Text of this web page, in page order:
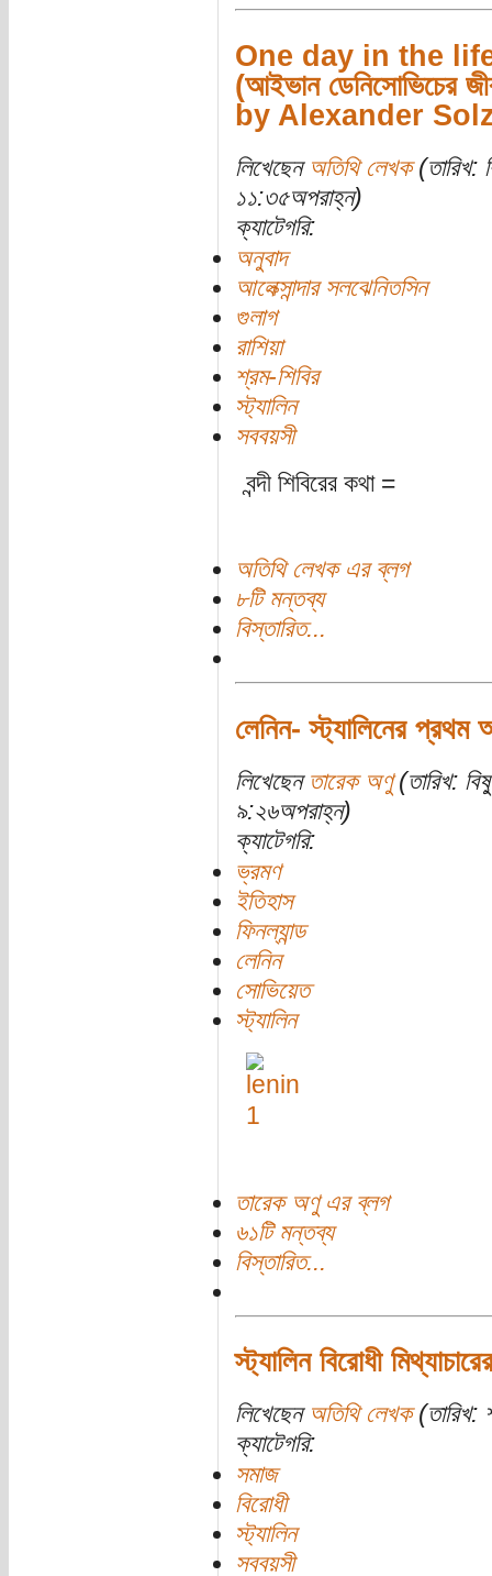
One day in the
(আইভান ডেনিসোভিচের
by Alexander
লিখেছেন অতিথি লেখক(তারিখ:
১১:৩৫অপরাহ্ন)
ক্যাটেগরি:
অনুবাদ
আলেক্সান্দার সলঝেনিতসিন
গুলাগ
রাশিয়া
শ্রম-শিবির
স্ট্যালিন
সববয়সী
বন্দী শিবিরের কথা =
অতিথি লেখক এর ব্লগ
৮টি মন্তব্য
বিস্তারিত...
লেনিন- স্ট্যালিনের প্রথম
লিখেছেন তারেক অণু(তারিখ:
৯:২৬অপরাহ্ন)
ক্যাটেগরি:
ভ্রমণ
ইতিহাস
ফিনল্যান্ড
লেনিন
সোভিয়েত
স্ট্যালিন
তারেক অণু এর ব্লগ
৬১টি মন্তব্য
বিস্তারিত...
স্ট্যালিন বিরোধী
লিখেছেন অতিথি লেখক(তারিখ:
ক্যাটেগরি:
সমাজ
বিরোধী
স্ট্যালিন
সববয়সী